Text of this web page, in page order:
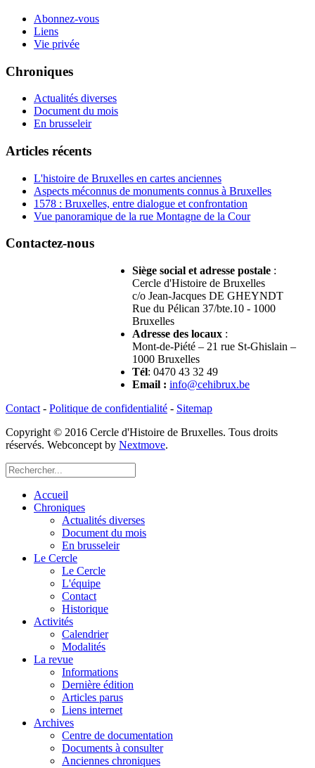
Abonnez-vous
Liens
Vie privée
Chroniques
Actualités diverses
Document du mois
En brusseleir
Articles récents
L'histoire de Bruxelles en cartes anciennes
Aspects méconnus de monuments connus à Bruxelles
1578 : Bruxelles, entre dialogue et confrontation
Vue panoramique de la rue Montagne de la Cour
Contactez-nous
Siège social et adresse postale :
Cercle d'Histoire de Bruxelles
c/o Jean-Jacques DE GHEYNDT
Rue du Pélican 37/bte.10 - 1000
Bruxelles
Adresse des locaux :
Mont-de-Piété – 21 rue St-Ghislain –
1000 Bruxelles
Tél: 0470 43 32 49
Email : info@cehibrux.be
Contact - Politique de confidentialité - Sitemap
Copyright © 2016 Cercle d'Histoire de Bruxelles. Tous droits
réservés. Webconcept by Nextmove.
Accueil
Chroniques
Actualités diverses
Document du mois
En brusseleir
Le Cercle
Le Cercle
L'équipe
Contact
Historique
Activités
Calendrier
Modalités
La revue
Informations
Dernière édition
Articles parus
Liens internet
Archives
Centre de documentation
Documents à consulter
Anciennes chroniques